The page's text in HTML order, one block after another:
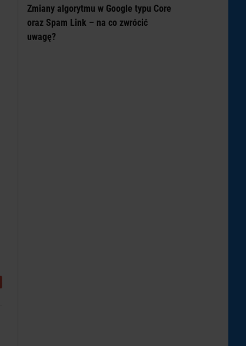
Zmiany algorytmu w Google typu Core
oraz Spam Link – na co zwrócić
uwagę?